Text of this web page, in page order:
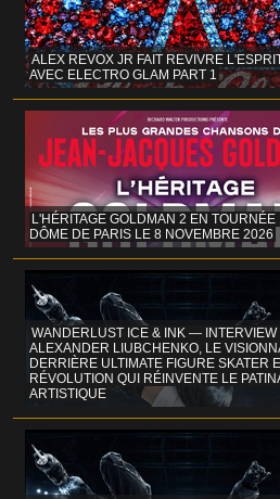
ALEX REVOX JR FAIT REVIVRE
AVEC ELECTRO GLAM PART 1
L'HÉRITAGE GOLDMAN 2 EN TOURNÉE
DÔME DE PARIS LE 8 NOVEMBRE 2026
WANDERLUST ICE & INK — INTERVIEW
ALEXANDER LIUBCHENKO, LE
DERRIÈRE ULTIMATE FIGURE SKATER
RÉVOLUTION QUI RÉINVENTE LE
ARTISTIQUE